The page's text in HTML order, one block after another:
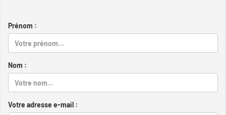
Prénom :
Nom :
Votre adresse e-mail :